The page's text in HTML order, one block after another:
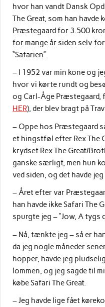
hvor han vandt Dansk
The Great, som han
Præstegaard for 3.500
for mange år siden selv
“Safarien”.
– I 1952 var min kone og
hvor vi kørte rundt og
og Carl-Åge
HER), der blev bragt på
– Oppe hos Præstegaard
et hingstføl efter Rex The
krydset Rex The Great/
ganske særligt, men hun
ved siden, og det havde jeg
– Året efter var
han havde ikke Safari The
spurgte jeg – ”Jow, A tygs
– Nå, tænkte jeg – så er
da jeg nogle måneder
hopper, havde jeg
lommen, og jeg sagde til
købe Safari The Great.
– Jeg havde lige fået